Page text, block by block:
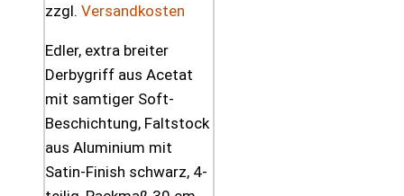
zzgl. Versandkosten
Edler, extra breiter
Derbygriff aus Acetat
mit samtiger Soft-
Beschichtung, Faltstock
aus Aluminium mit
Satin-Finish schwarz, 4-